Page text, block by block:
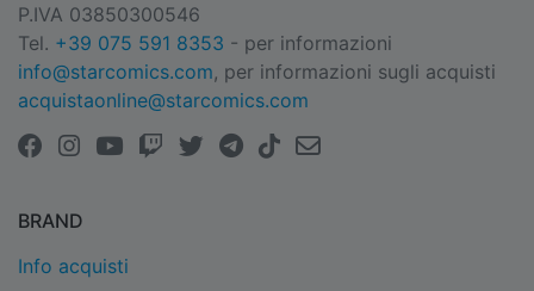
P.IVA 03850300546
Tel. +39 075 591 8353 - per informazioni
info@starcomics.com, per informazioni sugli acquisti
acquistaonline@starcomics.com
BRAND
Info acquisti